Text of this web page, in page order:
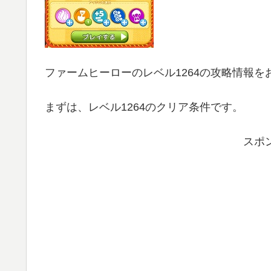
ファームヒーローのレベル1264の攻略情報を
まずは、レベル1264のクリア条件です。
スポ